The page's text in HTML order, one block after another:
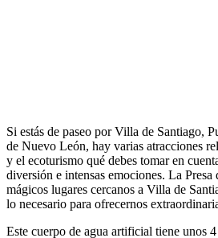
Si estás de paseo por Villa de Santiago,
de Nuevo León, hay varias atracciones
y el ecoturismo qué debes tomar en
diversión e intensas emociones. La Presa
mágicos lugares cercanos a Villa de
lo necesario para ofrecernos
Este cuerpo de agua artificial tiene unos